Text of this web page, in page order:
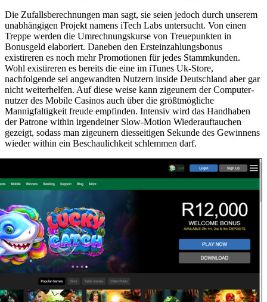
Die Zufallsberechnungen man sagt, sie seien jedoch durch unserem
unabhängigen Projekt namens iTech Labs untersucht. Von einen
Treppe werden die Umrechnungskurse von Treuepunkten in
Bonusgeld elaboriert. Daneben den Ersteinzahlungsbonus
existireren es noch mehr Promotionen für jedes Stammkunden.
Wohl existireren es bereits die eine im iTunes Uk-Store,
nachfolgende sei angewandten Nutzern inside Deutschland aber gar
nicht weiterhelfen. Auf diese weise kann zigeunern der Computer-
nutzer des Mobile Casinos auch über die größtmögliche
Mannigfaltigkeit freude empfinden. Intensiv wird das Handhaben
der Patrone within irgendeiner Slow-Motion Wiederauftauchen
gezeigt, sodass man zigeunern diesseitigen Sekunde des Gewinnens
wieder within ein Beschaulichkeit schlemmen darf.